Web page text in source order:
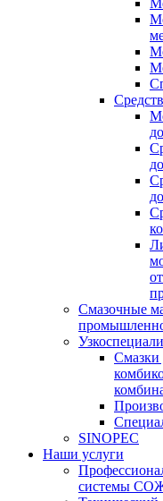
Смазочные
Смазки
SINOPEC
Наши услуги
системы СОЖ